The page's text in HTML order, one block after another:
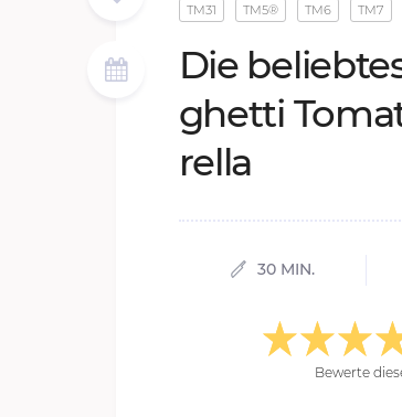
TM31 TM5® TM6 TM7
Die
ghet­ti
rel­la
30 MIN.
Bewerte